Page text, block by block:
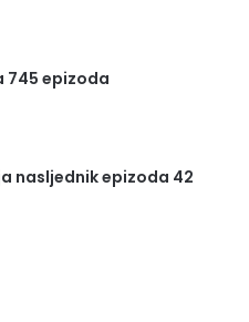
745 epizoda
nasljednik epizoda 42